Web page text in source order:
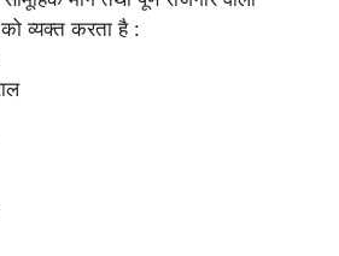
व्यक्त करता है :